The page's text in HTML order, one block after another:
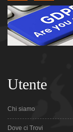
Utente
Chi siamo
Dove ci Trovi